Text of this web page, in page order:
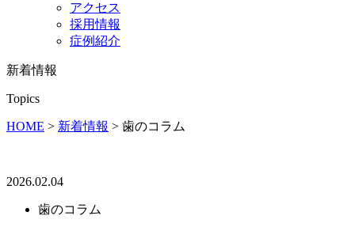
アクセス
採用情報
症例紹介
新着情報
Topics
HOME > 新着情報 > 歯のコラム
2026.02.04
歯のコラム